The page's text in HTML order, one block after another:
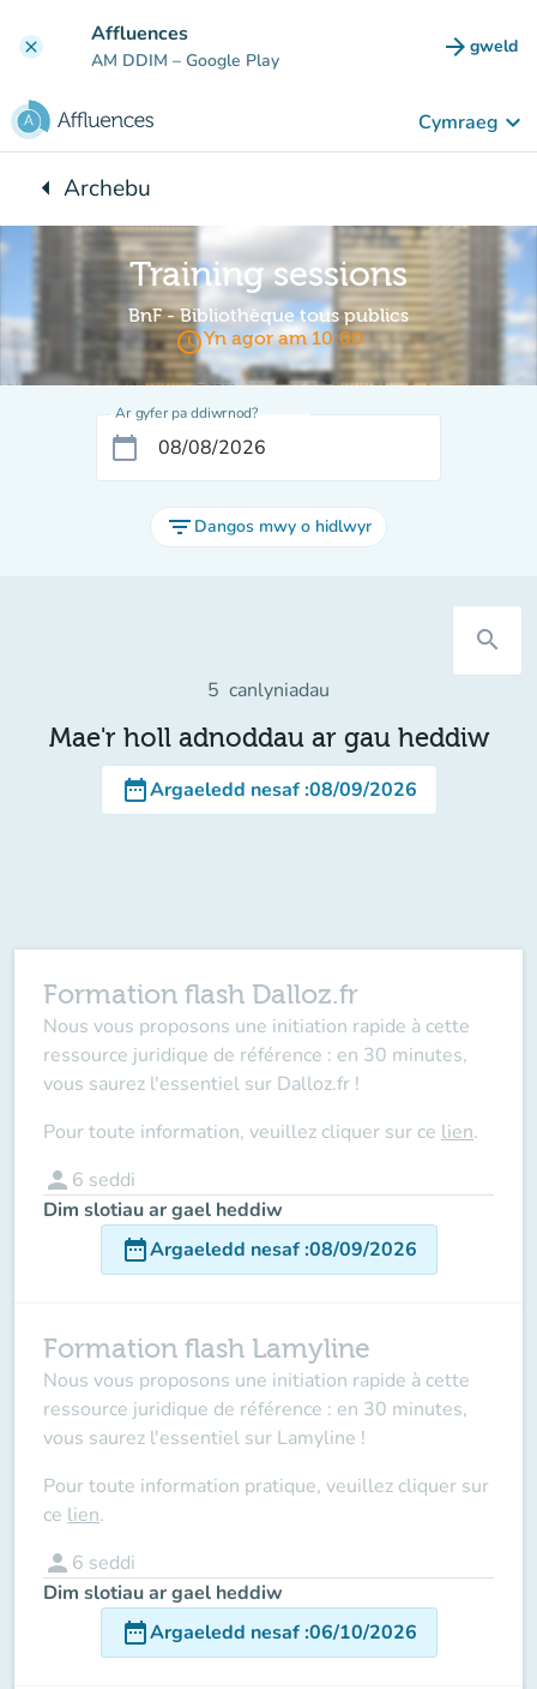
clear Affluences
AM DDIM – Google Play arrow_forward gweld
(tab
Cymraeg keyboard_arrow_down
arrow_leftYn ôl i:
Archebu
Training sessions
BnF - Bibliothèque tous publics
access_timeYn agor am 10:00
Ar gyfer pa ddiwrnod?
calendar_today
filter_list Dangos mwy o hidlwyr
search
5 canlyniadau
Mae'r holl adnoddau ar gau heddiw
date_rangeArgaeledd nesaf:08/09/2026
Formation flash Dalloz.fr
Nous vous proposons une initiation rapide à cette
ressource juridique de référence : en 30 minutes,
vous saurez l'essentiel sur Dalloz.fr !
Pour toute information, veuillez cliquer sur ce lien.
person 6 seddi
Dim slotiau ar gael heddiw
date_rangeArgaeledd nesaf:08/09/2026
Formation flash Lamyline
Nous vous proposons une initiation rapide à cette
ressource juridique de référence : en 30 minutes,
vous saurez l'essentiel sur Lamyline !
Pour toute information pratique, veuillez cliquer sur
ce lien.
person 6 seddi
Dim slotiau ar gael heddiw
date_rangeArgaeledd nesaf:06/10/2026